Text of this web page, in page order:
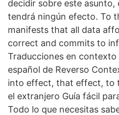
decidir sobre este
tendrá ningún efecto. To
manifests that all data
correct and commits to
Traducciones en
español de Reverso
into effect, that effect, to
el extranjero Guía fácil
Todo lo que necesitas